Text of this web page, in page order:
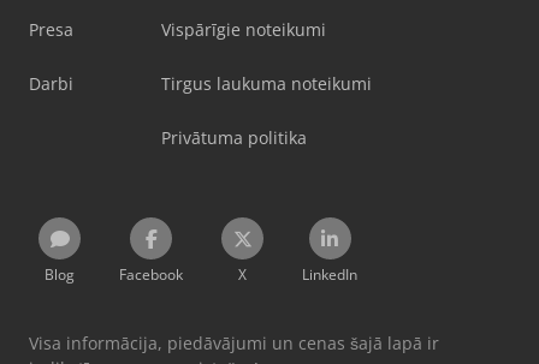
Presa
Darbi
Vispārīgie noteikumi
Tirgus laukuma noteikumi
Privātuma politika
Blog Facebook X LinkedIn
Visa informācija, piedāvājumi un cenas šajā lapā ir